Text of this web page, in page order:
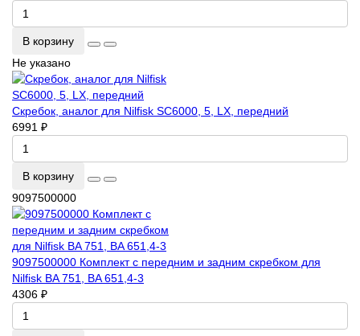
В корзину
Не указано
Скребок, аналог для Nilfisk SC6000, 5, LX, передний
6991 ₽
В корзину
9097500000
9097500000 Комплект с передним и задним скребком для
Nilfisk BA 751, BA 651,4-3
4306 ₽